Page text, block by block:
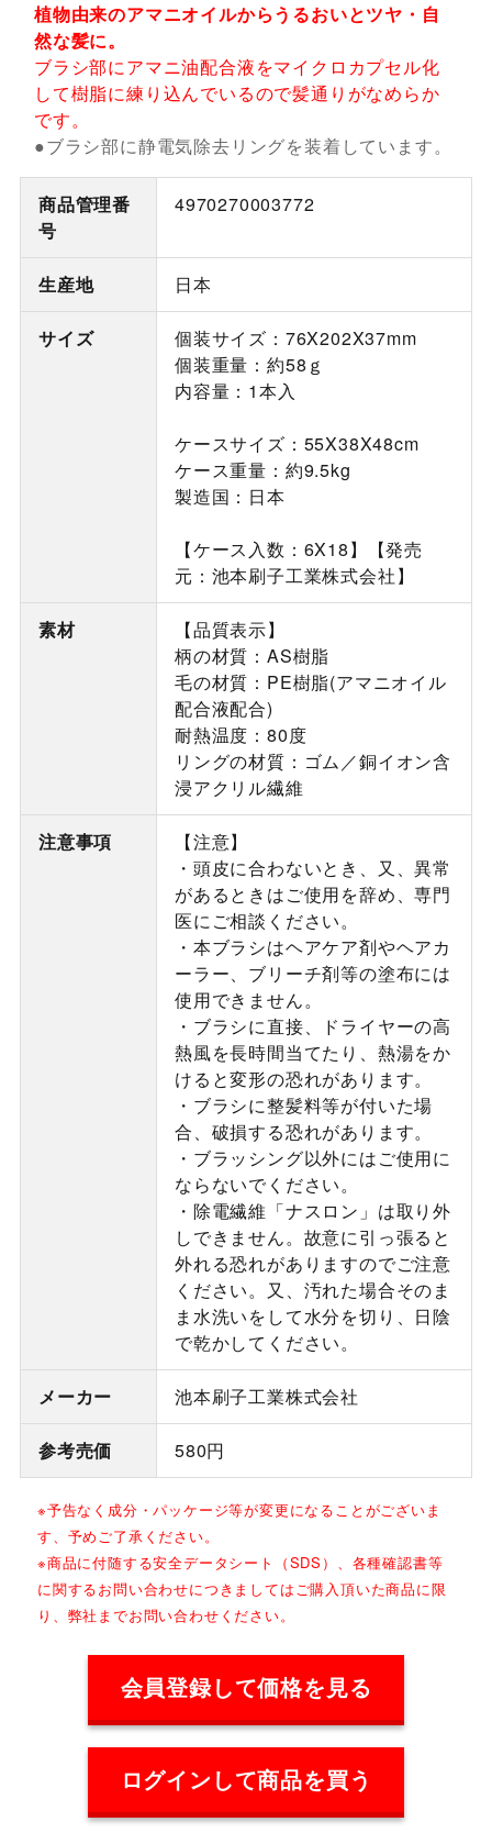
植物由来のアマニオイルからうるおいとツヤ・自
然な髪に。
ブラシ部にアマニ油配合液をマイクロカプセル化
して樹脂に練り込んでいるので髪通りがなめらか
です。
●ブラシ部に静電気除去リングを装着しています。
商品管理番
号
4970270003772
生産地 日本
サイズ
個装サイズ：76X202X37mm
個装重量：約58ｇ
内容量：1本入
ケースサイズ：55X38X48cm
ケース重量：約9.5kg
製造国：日本
【ケース入数：6X18】【発売
元：池本刷子工業株式会社】
素材
【品質表示】
柄の材質：AS樹脂
毛の材質：PE樹脂(アマニオイル
配合液配合)
耐熱温度：80度
リングの材質：ゴム／銅イオン含
浸アクリル繊維
注意事項
【注意】
・頭皮に合わないとき、又、異常
があるときはご使用を辞め、専門
医にご相談ください。
・本ブラシはヘアケア剤やヘアカ
ーラー、ブリーチ剤等の塗布には
使用できません。
・ブラシに直接、ドライヤーの高
熱風を長時間当てたり、熱湯をか
けると変形の恐れがあります。
・ブラシに整髪料等が付いた場
合、破損する恐れがあります。
・ブラッシング以外にはご使用に
ならないでください。
・除電繊維「ナスロン」は取り外
しできません。故意に引っ張ると
外れる恐れがありますのでご注意
ください。又、汚れた場合そのま
ま水洗いをして水分を切り、日陰
で乾かしてください。
メーカー 池本刷子工業株式会社
参考売価 580円
※予告なく成分・パッケージ等が変更になることがございま
す、予めご了承ください。
※商品に付随する安全データシート（SDS）、各種確認書等
に関するお問い合わせにつきましてはご購入頂いた商品に限
り、弊社までお問い合わせください。
会員登録して価格を見る
ログインして商品を買う